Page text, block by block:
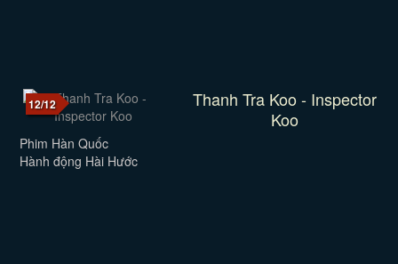
12/12
Thanh Tra Koo - Inspector
Koo
Phim Hàn Quốc
Hành động Hài Hước